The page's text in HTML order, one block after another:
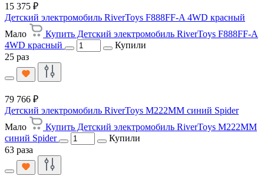
15 375 ₽
Детский электромобиль RiverToys F888FF-A 4WD красный
Мало
Купить Детский электромобиль RiverToys F888FF-A
4WD красный
Купили
25 раз
79 766 ₽
Детский электромобиль RiverToys M222MM синий Spider
Мало
Купить Детский электромобиль RiverToys M222MM
синий Spider
Купили
63 раза